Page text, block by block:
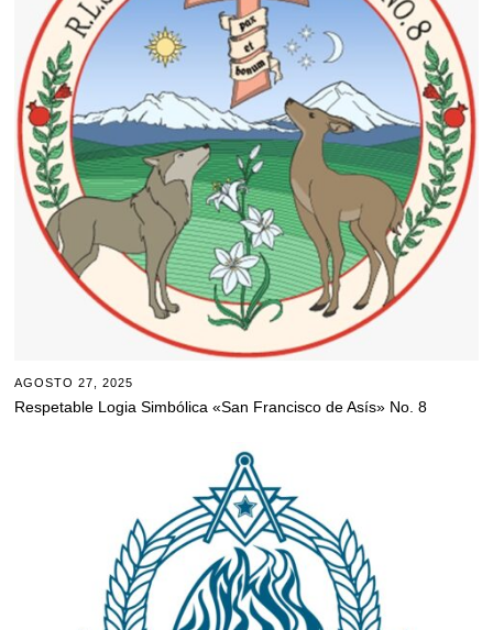
AGOSTO 27, 2025
Respetable Logia Simbólica «San Francisco de Asís» No. 8